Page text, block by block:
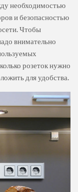
необходимостью
и безопасностью
Чтобы
внимательно
розеток нужно
для удобства.